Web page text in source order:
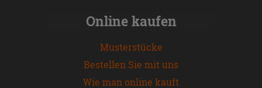
Online kaufen
Musterstücke
Bestellen Sie mit uns
Wie man online kauft